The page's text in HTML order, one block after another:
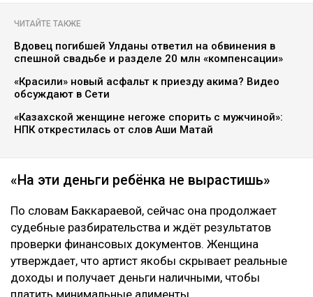
ЧИТАЙТЕ ТАКЖЕ
Вдовец погибшей Улданы ответил на обвинения в
спешной свадьбе и разделе 20 млн «компенсации»
«Красили» новый асфальт к приезду акима? Видео
обсуждают в Сети
«Казахской женщине негоже спорить с мужчиной»:
НПК открестилась от слов Аши Матай
«На эти деньги ребёнка не вырастишь»
По словам Баккараевой, сейчас она продолжает
судебные разбирательства и ждёт результатов
проверки финансовых документов. Женщина
утверждает, что артист якобы скрывает реальные
доходы и получает деньги наличными, чтобы